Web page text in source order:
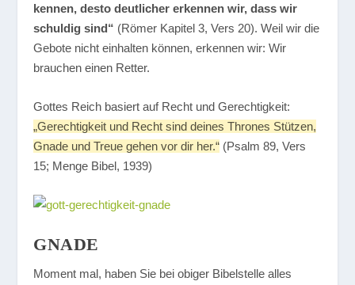
kennen, desto deutlicher erkennen wir, dass wir
schuldig sind“ (Römer Kapitel 3, Vers 20). Weil wir die
Gebote nicht einhalten können, erkennen wir: Wir
brauchen einen Retter.
Gottes Reich basiert auf Recht und Gerechtigkeit:
„Gerechtigkeit und Recht sind deines Thrones Stützen,
Gnade und Treue gehen vor dir her.“ (Psalm 89, Vers
15; Menge Bibel, 1939)
GNADE
Moment mal, haben Sie bei obiger Bibelstelle alles